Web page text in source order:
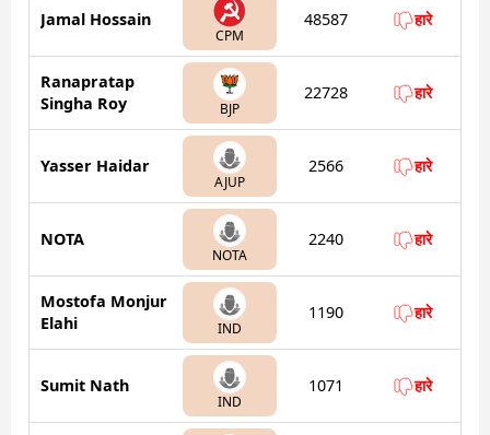
Jamal Hossain
CPM
48587 हारे
Ranapratap
Singha Roy
BJP
22728 हारे
Yasser Haidar
AJUP
2566 हारे
NOTA
NOTA
2240 हारे
Mostofa Monjur
Elahi
IND
1190 हारे
Sumit Nath
IND
1071 हारे